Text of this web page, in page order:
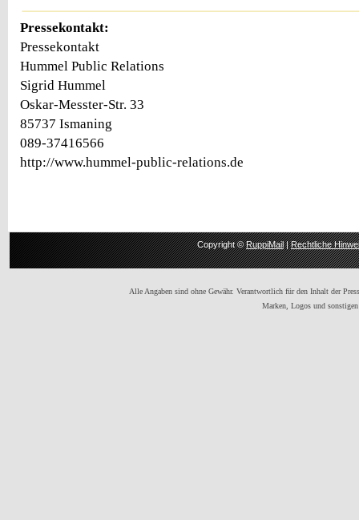
Pressekontakt:
Pressekontakt
Hummel Public Relations
Sigrid Hummel
Oskar-Messter-Str. 33
85737 Ismaning
089-37416566
http://www.hummel-public-relations.de
Copyright ©RuppiMail|Rechtliche
Alle Angaben sind ohne Gewähr. Verantwortlich für den Inhalt der
Marken, Logos und